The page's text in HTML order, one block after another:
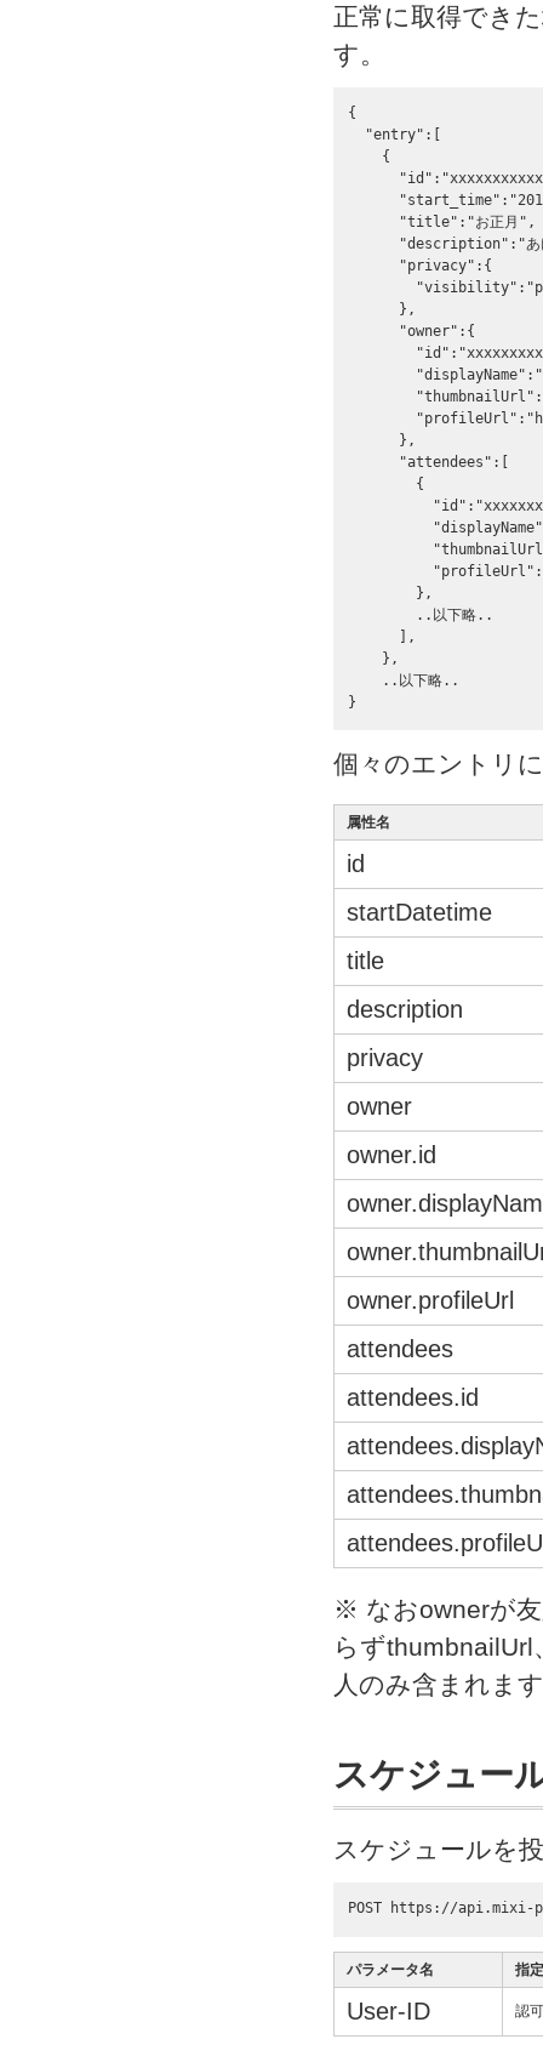
正常に取得でき
す。
{
  "entry":[
    {
      "title":"お正月",
"description":"あ
      "privacy":{
      },
      "owner":{
"displayName":"
      },
      "attendees":[
        {
        },
        ..以下略..
      ],
    },
    ..以下略..
}
個々のエントリ
属性名
id
startDatetime
title
description
privacy
owner
owner.id
owner.profileUrl
attendees
attendees.id
※ なおownerが
らず
人のみ含まれま
スケジュー
スケジュールを
POST https://api.mixi-
パラメータ名 指
User-ID 認